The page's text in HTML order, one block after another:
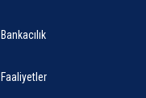
Bankacılık
Faaliyetler